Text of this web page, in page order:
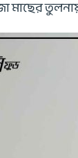
মাছের